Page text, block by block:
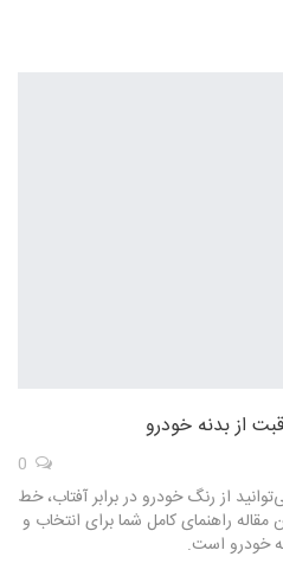
از بدنه خودرو
از رنگ خودرو در برابر آفتاب، خط
راهنمای کامل شما برای انتخاب و
خودرو است.